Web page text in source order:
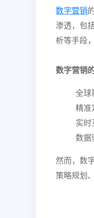
数字营销
渗透，包
析等手段
数字营销
全球
精准
实时
数据
然而，数
策略规划